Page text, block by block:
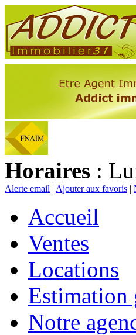
Horaires :
Alerte email | Ajouter aux favoris |
Accueil
Ventes
Locations
Estimation
Notre